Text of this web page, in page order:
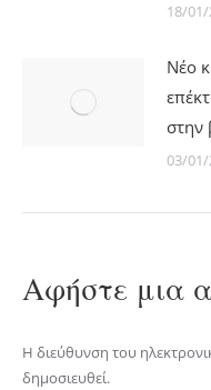
18/
Νέο
στην
03/01/
Αφήστε μια
Η διεύθυνση του
δημοσιευθεί.